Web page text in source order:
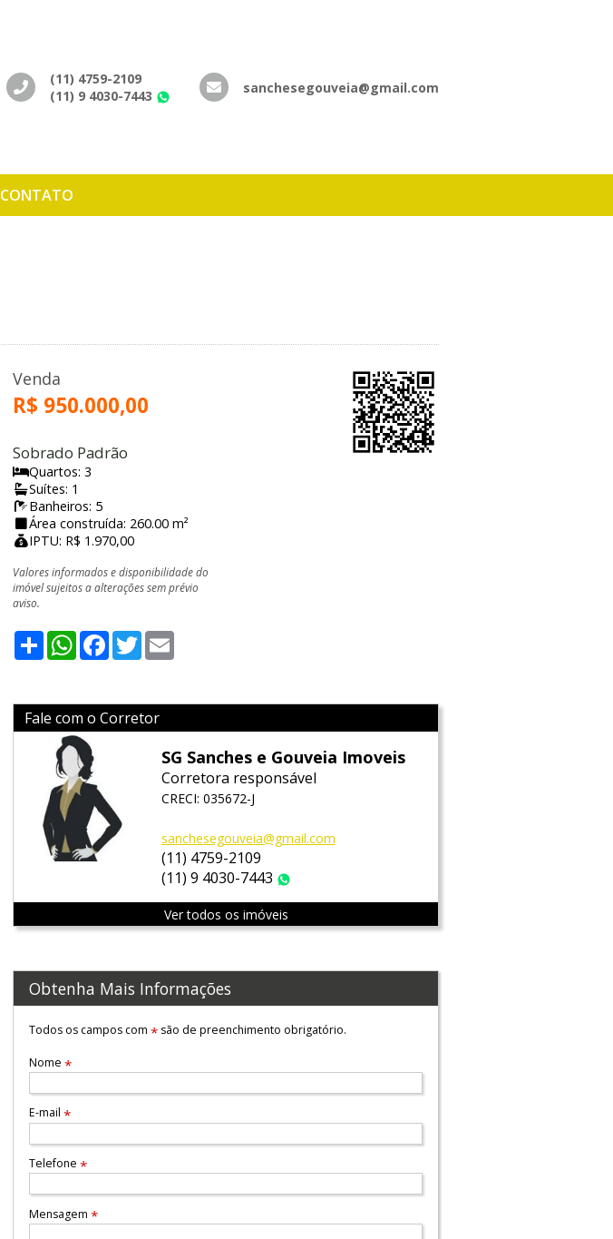
(11) 4759-2109
(11) 9 4030-7443
WhatsApp
sanchesegouveia@gmail.com
CONTATO
Venda
R$ 950.000,00
Sobrado Padrão
Quartos: 3
Suítes: 1
Banheiros: 5
Área construída: 260.00 m²
IPTU: R$ 1.970,00
Valores informados e disponibilidade do
imóvel sujeitos a alterações sem prévio
aviso.
ShareWhatsApp
Facebook
Twitter
Fale com o Corretor
SG Sanches e Gouveia Imoveis
Corretora responsável
CRECI: 035672-J
sanchesegouveia@gmail.com
(11) 4759-2109
(11) 9 4030-7443
Ver todos os imóveis
Obtenha Mais Informações
Todos os campos com* são de preenchimento obrigatório.
Nome*
E-mail*
Telefone*
Mensagem*